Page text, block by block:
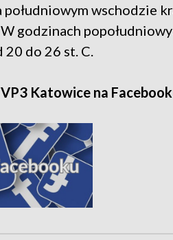
południowym wschodzie
godzinach
20 do 26 st. C.
Katowice na